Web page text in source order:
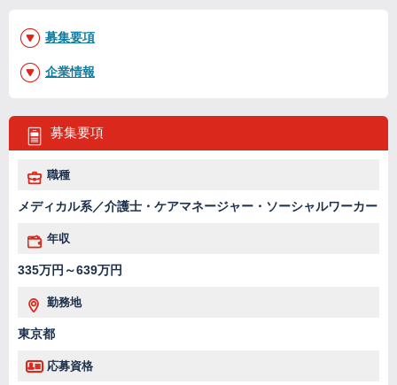
募集要項
職種
メディカル系／介護士・ケアマネージャー・ソーシャルワーカー
年収
335万円～639万円
勤務地
東京都
応募資格
募集要項
企業情報